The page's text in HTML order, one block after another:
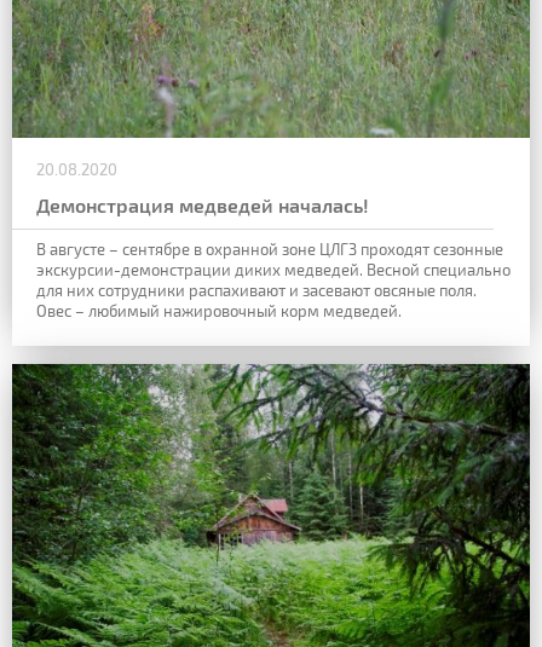
20.08.2020
Демонстрация медведей началась!
В августе – сентябре в охранной зоне ЦЛГЗ проходят сезонные
экскурсии-демонстрации диких медведей. Весной специально
для них сотрудники распахивают и засевают овсяные поля.
Овес – любимый нажировочный корм медведей.